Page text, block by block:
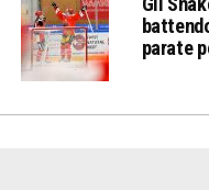
parate